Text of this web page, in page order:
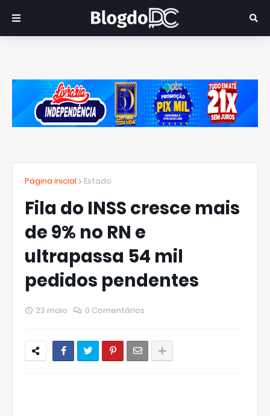
Página inicial Estado
Fila do INSS cresce mais
de 9% no RN e
ultrapassa 54 mil
pedidos pendentes
23 maio 0 Comentários